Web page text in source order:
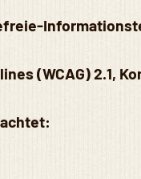
(WCAG) 2.1,